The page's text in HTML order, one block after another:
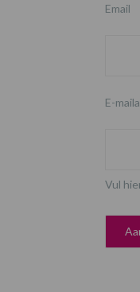
Email
E-
Vul